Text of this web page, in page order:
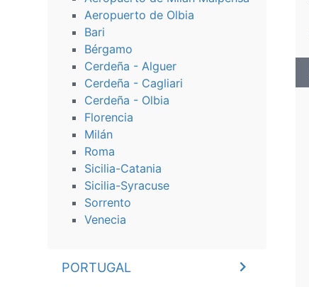
Aeropuerto de Olbia
Bari
Bérgamo
Cerdeña - Alguer
Cerdeña - Cagliari
Cerdeña - Olbia
Florencia
Milán
Roma
Sicilia-Catania
Sicilia-Syracuse
Sorrento
Venecia
PORTUGAL